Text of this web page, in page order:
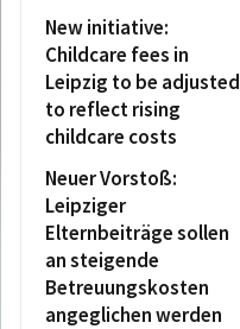
New initiative:
Childcare fees in
Leipzig to be adjusted
to reflect rising
childcare costs
Neuer Vorstoß:
Leipziger
Elternbeiträge sollen
an steigende
Betreuungskosten
angeglichen werden